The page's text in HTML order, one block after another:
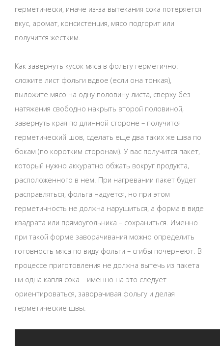
герметически, иначе из-за вытекания сока потеряется
вкус, аромат, консистенция, мясо подгорит или
получится жестким.
Как завернуть кусок мяса в фольгу герметично:
сложите лист фольги вдвое (если она тонкая),
выложите мясо на одну половину листа, сверху без
натяжения свободно накрыть второй половиной,
завернуть края по длинной стороне – получится
герметический шов, сделать еще два таких же шва по
бокам (по коротким сторонам). У вас получится пакет,
который нужно аккуратно обжать вокруг продукта,
расположенного в нем. При нагревании пакет будет
расправляться, фольга надуется, но при этом
герметичность не должна нарушиться, а форма в виде
квадрата или прямоугольника – сохраниться. Именно
при такой форме заворачивания можно определить
готовность мяса по виду фольги – сгибы почернеют. В
процессе приготовления не должна вытечь из пакета
ни одна капля сока – именно на это следует
ориентироваться, заворачивая фольгу и делая
герметические швы.